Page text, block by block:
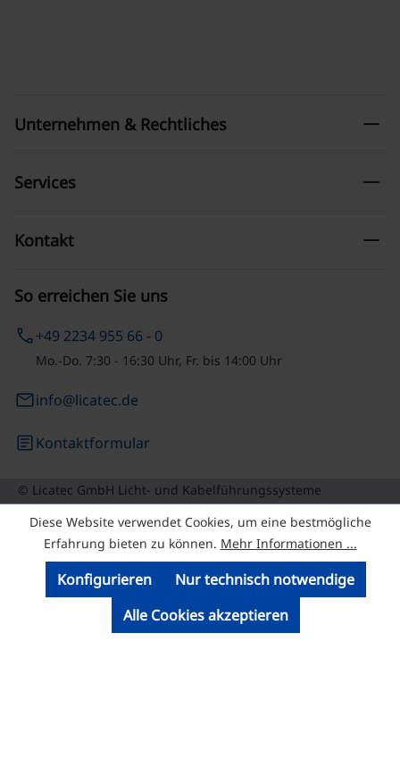
So erreichen Sie uns
phone+49 2234 955 66 - 0
Mo.-Do. 7:30 - 16:30 Uhr, Fr. bis 14:00 Uhr
emailinfo@licatec.de
articleKontaktformular
Unternehmen & Rechtliches remove
Services remove
Kontakt remove
© Licatec GmbH Licht- und Kabelführungssysteme
Diese Website verwendet Cookies, um eine bestmögliche
Erfahrung bieten zu können. Mehr Informationen ...
Nur technisch notwendige
Konfigurieren
Alle Cookies akzeptieren